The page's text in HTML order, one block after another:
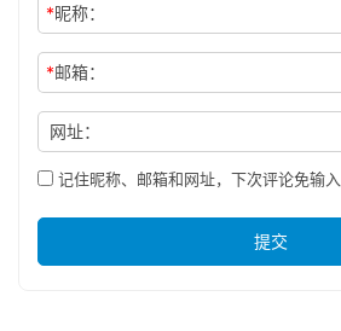
*昵称：
*邮箱：
网址：
记住昵称、邮箱和网址，下次评论免输入
提交